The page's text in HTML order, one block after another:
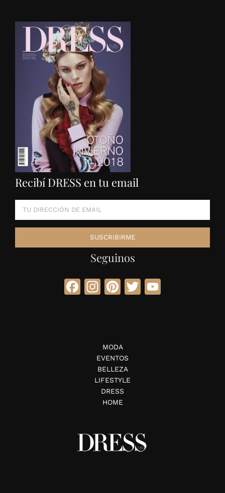
Recibí DRESS en tu email
Seguinos
Facebook
Instagram
Pinterest
Twitter
MODA
EVENTOS
BELLEZA
LIFESTYLE
DRESS
HOME